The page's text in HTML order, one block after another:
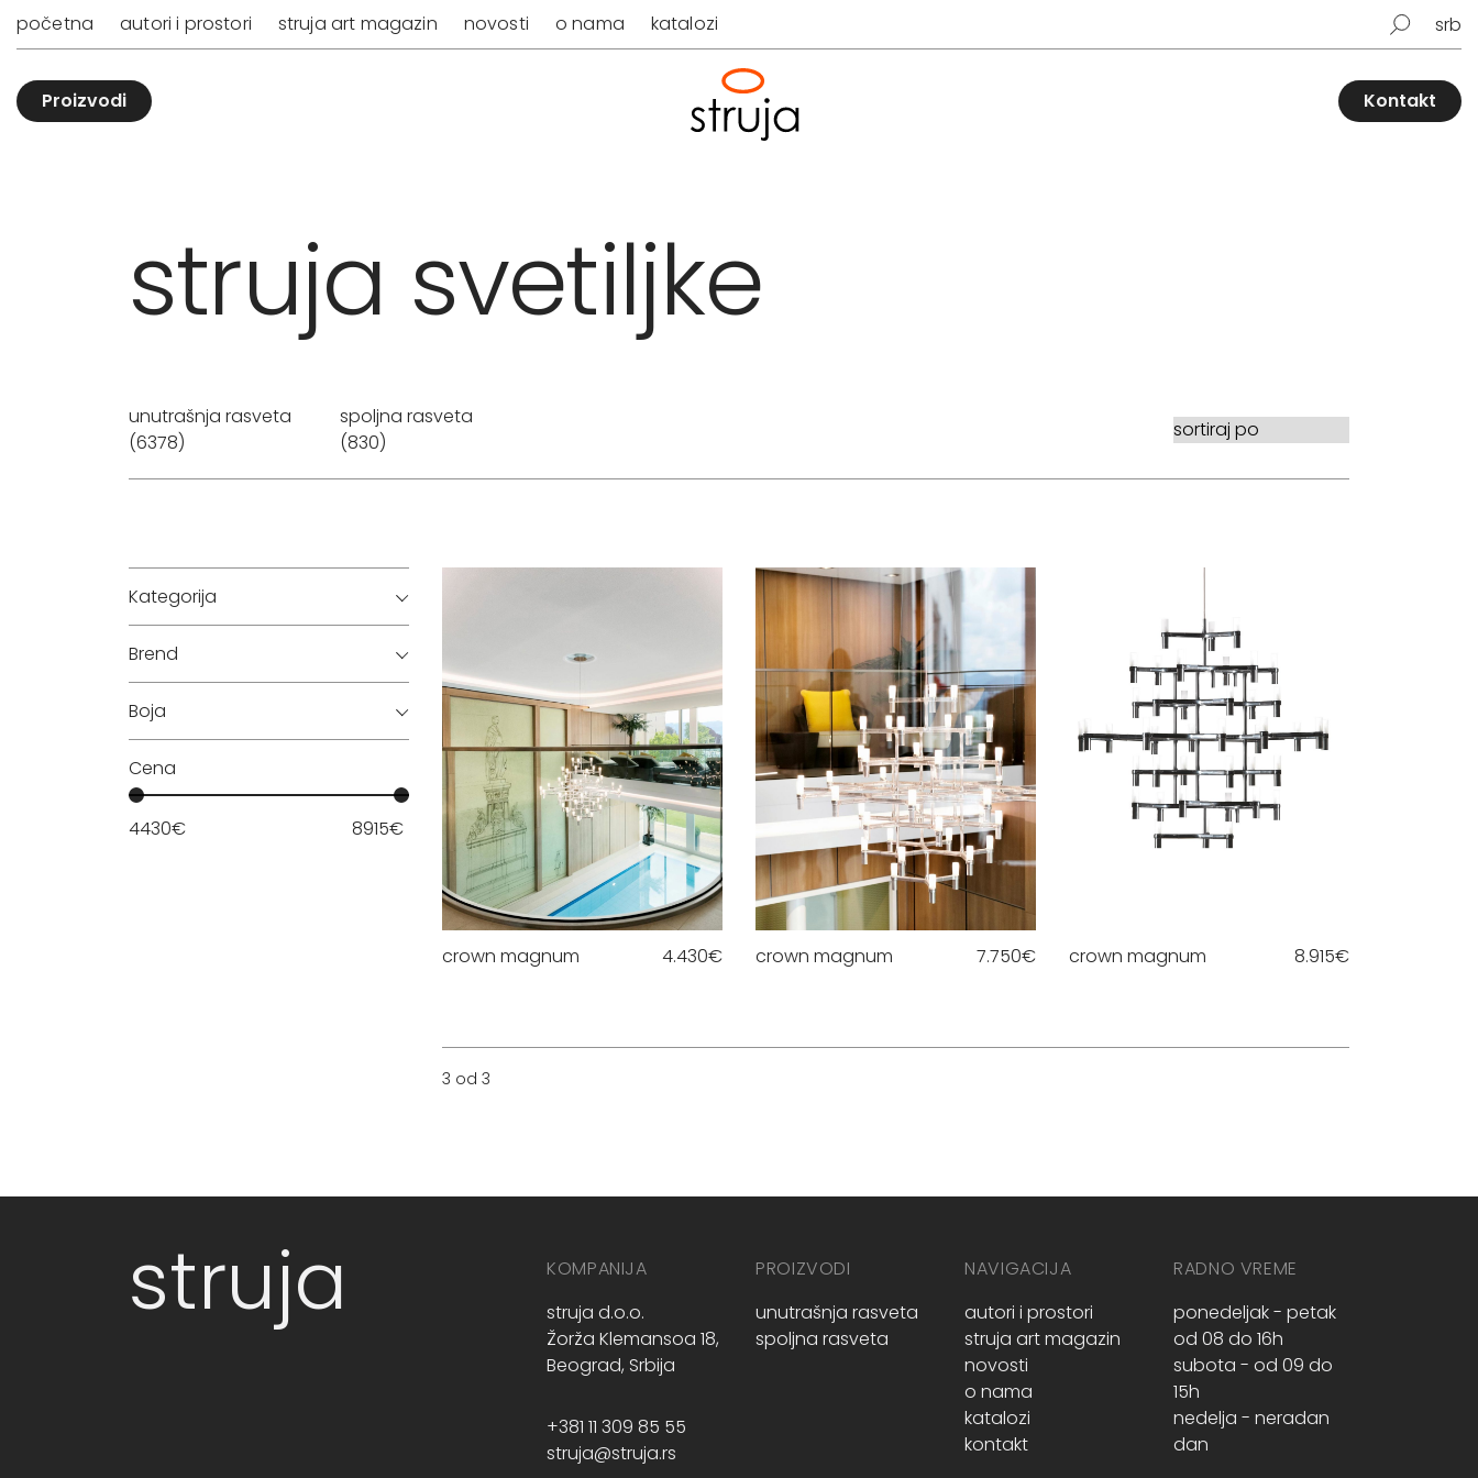
početna autori i prostori struja art magazin novosti o nama katalozi srb
Proizvodi Kontakt
struja svetiljke
unutrašnja rasveta
(6378)
spoljna rasveta
(830)
Kategorija
Brend
Boja
Cena
4430€ 8915€
crown magnum 4.430€ crown magnum 7.750€ crown magnum 8.915€
3 od 3
struja
KOMPANIJA
struja d.o.o.
Žorža Klemansoa 18,
Beograd, Srbija
+381 11 309 85 55
struja@struja.rs
PROIZVODI
unutrašnja rasveta
spoljna rasveta
NAVIGACIJA
autori i prostori
struja art magazin
novosti
o nama
katalozi
kontakt
RADNO VREME
ponedeljak - petak
od 08 do 16h
subota - od 09 do
15h
nedelja - neradan
dan